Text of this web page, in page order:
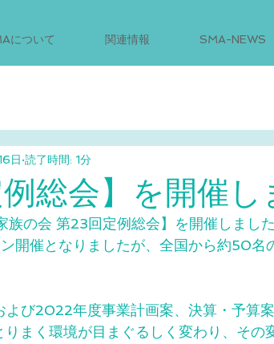
について 関連情報 SMA-NEWS
例総会】を開催し
日 読了時間: 1分
の会 第23回定例総会】を開催しました
開催となりましたが、全国から約50名
び2022年度事業計画案、決算・予算
まく環境が目まぐるしく変わり、その